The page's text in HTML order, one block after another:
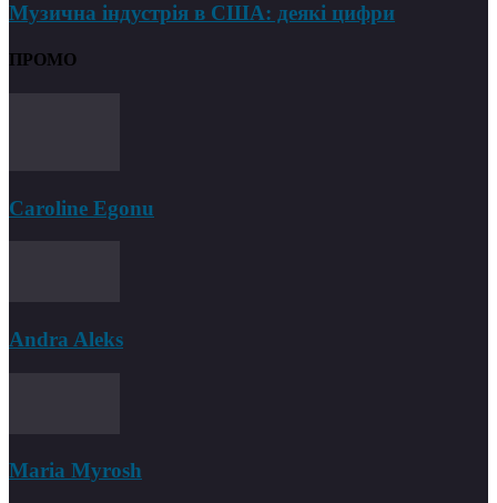
Музична індустрія в США: деякі цифри
ПРОМО
Caroline Egonu
Andra Aleks
Maria Myrosh